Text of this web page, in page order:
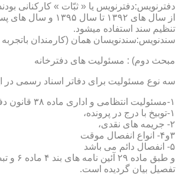
دفترنویس:دفترنویس یا « ثبّات » کارکنانی
از سال های
تنظیم سند استفاده میشود.
سندنویس:سندنویسان همان (کارمندان
مبحث دوم) : مسئولیت های دفترخانه
سه نوع مسئولیت برای دفاتر اسناد رسمی در
۱-مسئولیت انتظامی و اداری ماده ۳۸ قانون دفاتر اسناد رسمی مجازات های انتظامی را برمی شمرد که ۵ درجه شامل :
۱-توبیخ با درج در پرونده،
۲- جریمه های نقدی،
۳و۴- انواع انفصال موقت
۵- انفصال دائم می باشد
تفصیل بیان گردیده است.